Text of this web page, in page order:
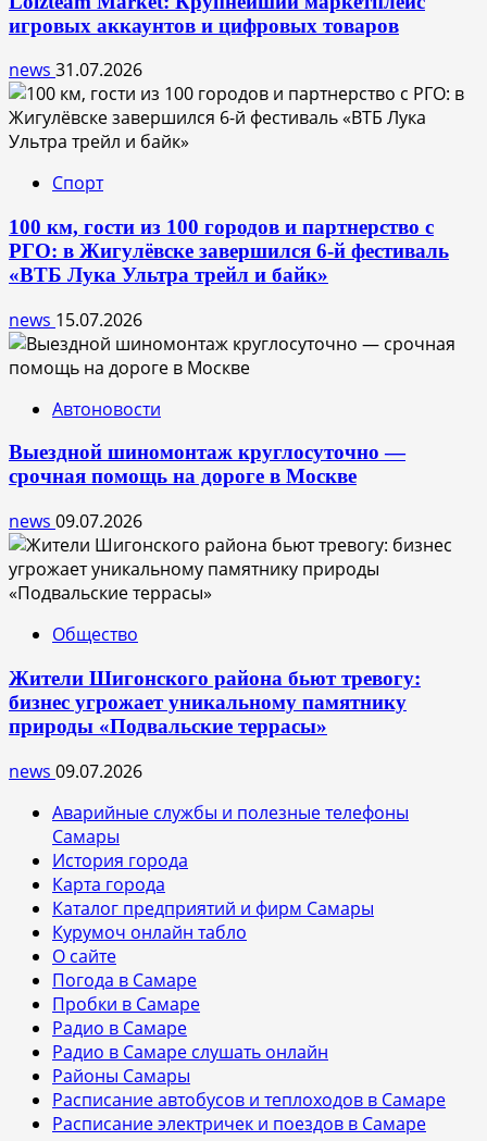
игровых аккаунтов и цифровых товаров
news 31.07.2026
Спорт
100 км, гости из 100 городов и партнерство с
РГО: в Жигулёвске завершился 6-й фестиваль
«ВТБ Лука Ультра трейл и байк»
news 15.07.2026
Автоновости
Выездной шиномонтаж круглосуточно —
срочная помощь на дороге в Москве
news 09.07.2026
Общество
Жители Шигонского района бьют тревогу:
бизнес угрожает уникальному памятнику
природы «Подвальские террасы»
news 09.07.2026
Аварийные службы и полезные телефоны
Самары
История города
Карта города
Каталог предприятий и фирм Самары
Курумоч онлайн табло
О сайте
Погода в Самаре
Пробки в Самаре
Радио в Самаре
Радио в Самаре слушать онлайн
Районы Самары
Расписание автобусов и теплоходов в Самаре
Расписание электричек и поездов в Самаре